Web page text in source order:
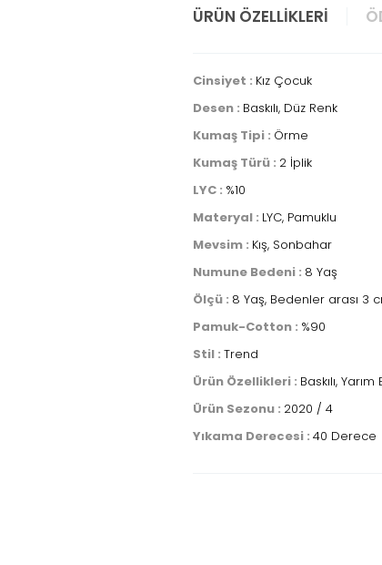
ÜRÜN ÖZELLIKLERI
Cinsiyet : Kız Çocuk
Desen : Baskılı, Düz Renk
Kumaş Tipi : Örme
Kumaş Türü : 2 İplik
LYC : %10
Materyal : LYC, Pamuklu
Mevsim : Kış, Sonbahar
Numune Bedeni : 8 Yaş
Ölçü : 8 Yaş, Bedenler arası 3
Pamuk-Cotton : %90
Stil : Trend
Ürün Özellikleri : Baskılı,
Ürün Sezonu : 2020 / 4
Yıkama Derecesi : 40 Derece